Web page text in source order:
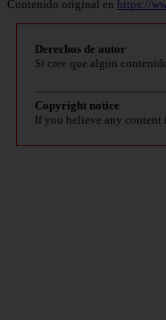
Contenido original en https://
Derechos de autor
Si cree que algún
Copyright notice
If you believe any